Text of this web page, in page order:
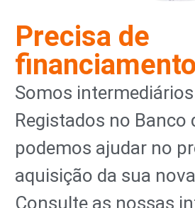
Precisa de
Somos
Registados no Banco
podemos ajudar no
aquisição da sua
Consulte as nossas